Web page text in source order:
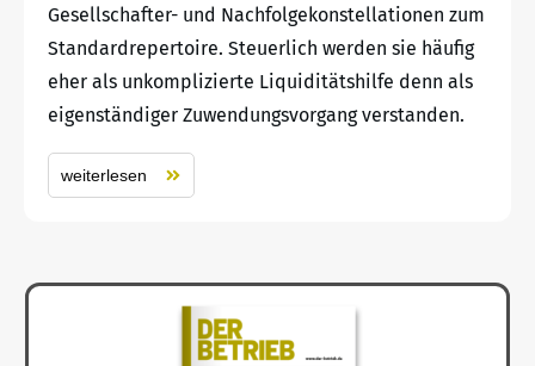
Gesellschafter- und Nachfolgekonstellationen zum
Standardrepertoire. Steuerlich werden sie häufig
eher als unkomplizierte Liquiditätshilfe denn als
eigenständiger Zuwendungsvorgang verstanden.
weiterlesen